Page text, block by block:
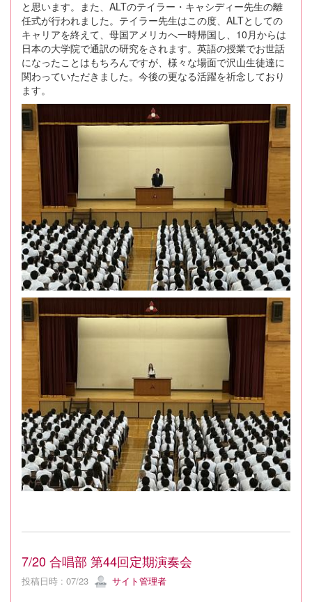
と思います。また、ALTのテイラー・キャシディー先生の離
任式が行われました。テイラー先生はこの度、ALTとしての
キャリアを終えて、母国アメリカへ一時帰国し、10月からは
日本の大学院で通訳の研究をされます。英語の授業でお世話
になったことはもちろんですが、様々な場面で沢山生徒達に
関わっていただきました。今後の更なる活躍を祈念しており
ます。
7/20 合唱部 第44回定期演奏会
投稿日時 : 07/23 サイト管理者